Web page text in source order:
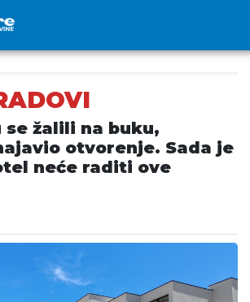
se žalili na buku,
otvorenje. Sada je
neće raditi ove